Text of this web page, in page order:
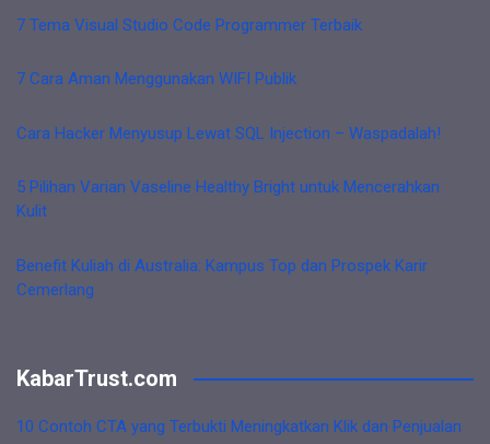
7 Tema Visual Studio Code Programmer Terbaik
7 Cara Aman Menggunakan WIFI Publik
Cara Hacker Menyusup Lewat SQL Injection – Waspadalah!
5 Pilihan Varian Vaseline Healthy Bright untuk Mencerahkan
Kulit
Benefit Kuliah di Australia: Kampus Top dan Prospek Karir
Cemerlang
KabarTrust.com
10 Contoh CTA yang Terbukti Meningkatkan Klik dan Penjualan